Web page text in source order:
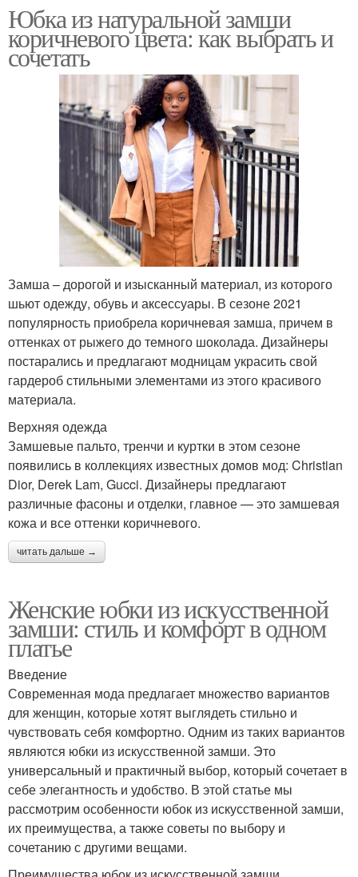
Юбка из натуральной замши
коричневого цвета: как выбрать и
сочетать
Замша – дорогой и изысканный материал, из которого
шьют одежду, обувь и аксессуары. В сезоне 2021
популярность приобрела коричневая замша, причем в
оттенках от рыжего до темного шоколада. Дизайнеры
постарались и предлагают модницам украсить свой
гардероб стильными элементами из этого красивого
материала.
Верхняя одежда
Замшевые пальто, тренчи и куртки в этом сезоне
появились в коллекциях известных домов мод: Christian
Dior, Derek Lam, Gucci. Дизайнеры предлагают
различные фасоны и отделки, главное — это замшевая
кожа и все оттенки коричневого.
читать дальше →
Женские юбки из искусственной
замши: стиль и комфорт в одном
платье
Введение
Современная мода предлагает множество вариантов
для женщин, которые хотят выглядеть стильно и
чувствовать себя комфортно. Одним из таких вариантов
являются юбки из искусственной замши. Это
универсальный и практичный выбор, который сочетает в
себе элегантность и удобство. В этой статье мы
рассмотрим особенности юбок из искусственной замши,
их преимущества, а также советы по выбору и
сочетанию с другими вещами.